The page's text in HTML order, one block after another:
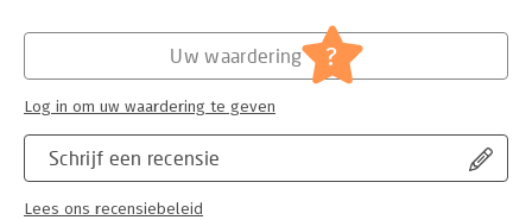
Schrijf een recensie
Lees ons recensiebeleid
Uw waardering ?
Log in om uw waardering te geven